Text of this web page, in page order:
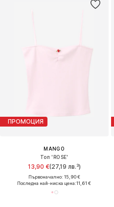
ПРОМОЦИЯ
MANGO
Топ 'ROSE'
13,90 €(27,19 лв.³)
Първоначално: 15,90 €
Последна най-ниска цена:11,61 €